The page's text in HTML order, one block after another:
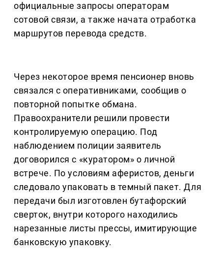
официальные запросы операторам
сотовой связи, а также начата отработка
маршрутов перевода средств.
Через некоторое время пенсионер вновь
связался с оперативниками, сообщив о
повторной попытке обмана.
Правоохранители решили провести
контролируемую операцию. Под
наблюдением полиции заявитель
договорился с «куратором» о личной
встрече. По условиям аферистов, деньги
следовало упаковать в темный пакет. Для
передачи был изготовлен бутафорский
сверток, внутри которого находились
нарезанные листы прессы, имитирующие
банковскую упаковку.